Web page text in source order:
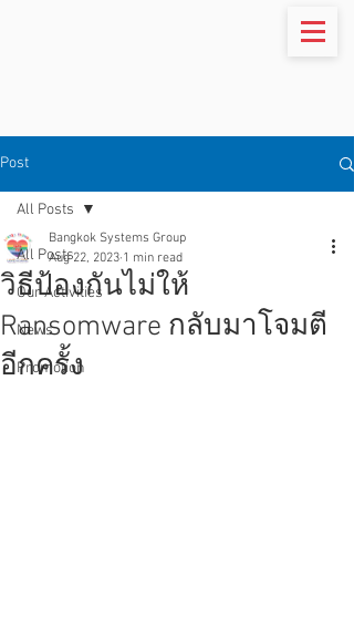
Post
All Posts
Our Activities
News
Promotion
All Posts
วิธีป้องกันไม่ให้
Ransomware กลับมาโจมตี
อีกครั้ง
Bangkok Systems Group
Aug 22, 2023 1 min read